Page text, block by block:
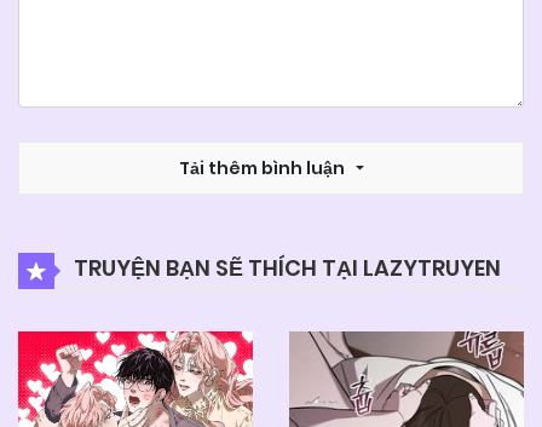
Tải thêm bình luận
TRUYỆN BẠN SẼ THÍCH TẠI LAZYTRUYEN